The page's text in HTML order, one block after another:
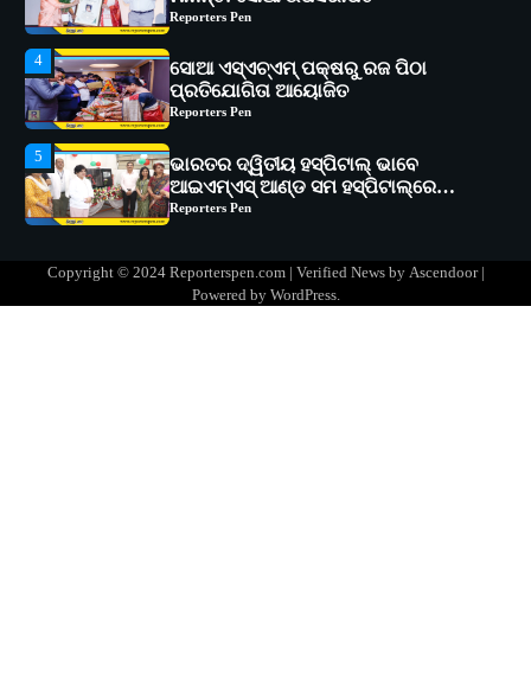
Reporters Pen
5
ଭାରତର ଦ୍ୱିତୀୟ ହସ୍ପିଟାଲ୍ ଭାବେ
ଆଇଏମ୍‌ଏସ୍ ଆଣ୍ଡ ସମ ହସ୍ପିଟାଲ୍‌ରେ
ଅତ୍ୟାଧୁନିକ ଡିଜିସ୍କାନର ସ୍ଥାପନ
Reporters Pen
1
ସୋଆ ପକ୍ଷରୁ ରାୱେ କାର୍ଯ୍ୟକ୍ରମ ଅଧୀନରେ
୧୧ଟି ଗ୍ରାମରେ ୧୬ଟି କୃଷକ ପ୍ରଶିକ୍ଷଣ
କାର୍ଯ୍ୟକ୍ରମ ଆୟୋଜିତ
Reporters Pen
ବିଶ୍ୱବିଦ୍ୟାଳୟର ସଫଳତା, ଉତ୍କର୍ଷତା ଓ
ଅଗ୍ରଗତିର ସ୍ମୃତିଚାରଣ
Reporters Pen
Copyright © 2024 Reporterspen.com | Verified News by Ascendoor|
Powered by WordPress.